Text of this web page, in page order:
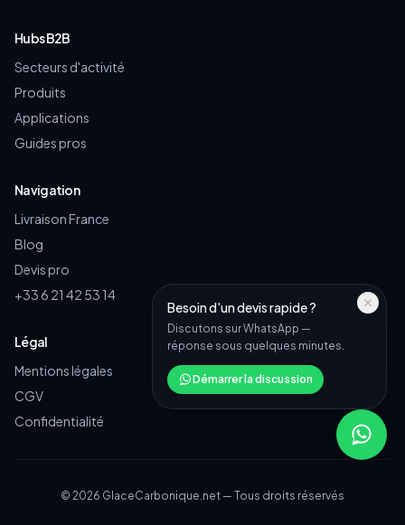
Hubs B2B
Secteurs d'activité
Produits
Applications
Guides pros
Navigation
Livraison France
Blog
Devis pro
+33 6 21 42 53 14
Légal
Mentions légales
CGV
Confidentialité
© 2026 GlaceCarbonique.net — Tous droits réservés
Besoin d'un devis rapide ?
Discutons sur WhatsApp —
réponse sous quelques minutes.
Démarrer la discussion